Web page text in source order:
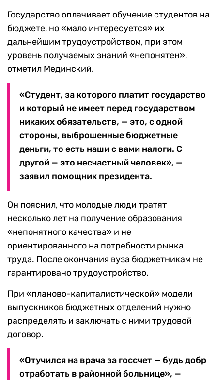
Государство оплачивает обучение студентов на
бюджете, но «мало интересуется» их
дальнейшим трудоустройством, при этом
уровень получаемых знаний «непонятен»,
отметил Мединский.
«Студент, за которого платит государство
и который не имеет перед государством
никаких обязательств, — это, с одной
стороны, выброшенные бюджетные
деньги, то есть наши с вами налоги. С
другой — это несчастный человек», —
заявил помощник президента.
Он пояснил, что молодые люди тратят
несколько лет на получение образования
«непонятного качества» и не
ориентированного на потребности рынка
труда. После окончания вуза бюджетникам не
гарантировано трудоустройство.
При «планово-капиталистической» модели
выпускников бюджетных отделений нужно
распределять и заключать с ними трудовой
договор.
«Отучился на врача за госсчет — будь добр
отработать в районной больнице», —